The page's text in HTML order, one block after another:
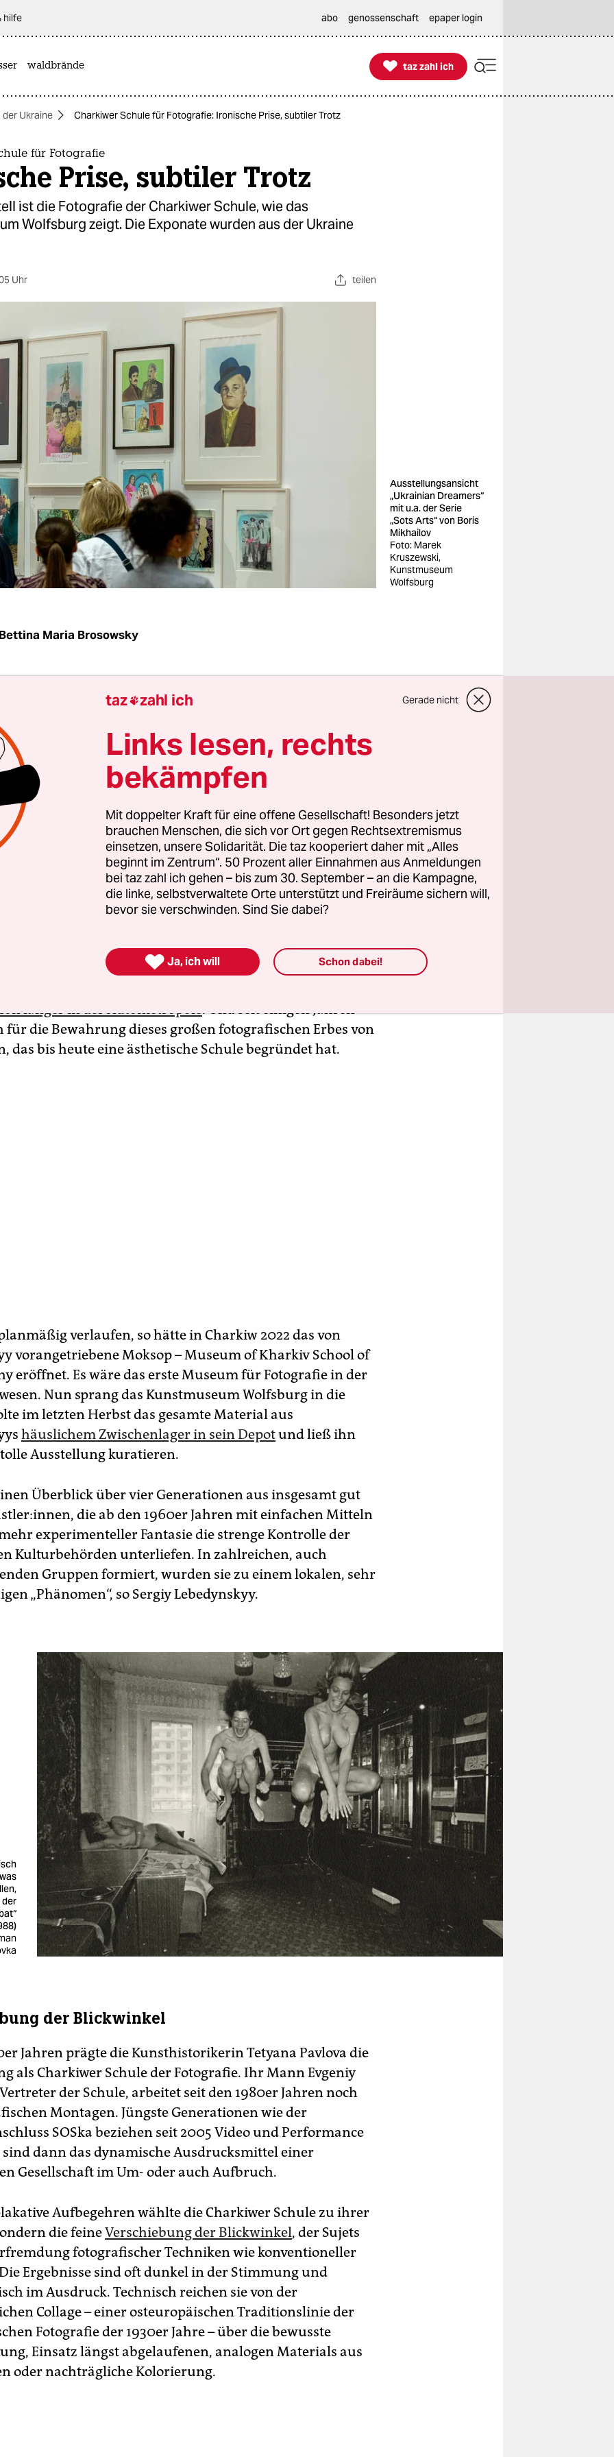
hilfe abo genossenschaft epaper login
waldbrände 
taz zahl ich
taz zahl ich
der Ukraine Charkiwer Schule für Fotografie: Ironische Prise, subtiler Trotz
für Fotografie
Prise, subtiler Trotz
ist die Fotografie der Charkiwer Schule, wie das
Wolfsburg zeigt. Die Exponate wurden aus der Ukraine
Uhr teilen
Ausstellungsansicht
„Ukrainian Dreamers“
mit u.a. der Serie
„Sots Arts“ von Boris
Mikhailov
Foto: Marek
Kruszewski,
Kunstmuseum
Wolfsburg
Bettina Maria Brosowsky
die betroffenen Menschen im Vordergrund, wenn ein
Das gilt jetzt, seit dem erschütternden 7. Oktober 2023,
Osten und seit fast 600 Tagen für die Ukraine. Aber
sind im Krieg bedroht. Oft braucht es dann den Mut
etwa Kunstwerke rechtzeitig außer Landes zu bringen.
an einem fremden Ort nicht nur ein sicheres Depot
auch öffentlich gezeigt werden, kann sich für das neue
unbekannter Schatz öffnen.
gerade, in der ersten institutionellen Ausstellung in
mit Fotografie der Charkiwer Schule. Die Schau
Dreamers“ im Kunstmuseum Wolfsburg ist der Auszug aus
wenige Wochen nach Kriegsbeginn als Rückfracht in den
humanitärer Hilfe aus seiner Heimatstadt Charkiw nach
länger in der Autometropole. Und seit einigen Jahren
für die Bewahrung dieses großen fotografischen Erbes von
das bis heute eine ästhetische Schule begründet hat.
verlaufen, so hätte in Charkiw 2022 das von
vorangetriebene Moksop – Museum of Kharkiv School of
eröffnet. Es wäre das erste Museum für Fotografie in der
Nun sprang das Kunstmuseum Wolfsburg in die
im letzten Herbst das gesamte Material aus
häuslichem Zwischenlager in sein Depotund ließ ihn
Ausstellung kuratieren.
Überblick über vier Generationen aus insgesamt gut
die ab den 1960er Jahren mit einfachen Mitteln
experimenteller Fantasie die strenge Kontrolle der
Kulturbehörden unterliefen. In zahlreichen, auch
Gruppen formiert, wurden sie zu einem lokalen, sehr
„Phänomen“, so Sergiy Lebedynskyy.
der
der Blickwinkel
Jahren prägte die Kunsthistorikerin Tetyana Pavlova die
als Charkiwer Schule der Fotografie. Ihr Mann Evgeniy
der Schule, arbeitet seit den 1980er Jahren noch
Montagen. Jüngste Generationen wie der
SOSka beziehen seit 2005 Video und Performance
sind dann das dynamische Ausdrucksmittel einer
Gesellschaft im Um- oder auch Aufbruch.
Aufbegehren wählte die Charkiwer Schule zu ihrer
die feineVerschiebung der Blickwinkel, der Sujets
fotografischer Techniken wie konventioneller
Ergebnisse sind oft dunkel in der Stimmung und
im Ausdruck. Technisch reichen sie von der
Collage – einer osteuropäischen Traditionslinie der
Fotografie der 1930er Jahre – über die bewusste
Einsatz längst abgelaufenen, analogen Materials aus
oder nachträgliche Kolorierung.
taz zahl ich Gerade nicht
Links lesen, rechts
bekämpfen
Mit doppelter Kraft für eine offene Gesellschaft! Besonders jetzt
brauchen Menschen, die sich vor Ort gegen Rechtsextremismus
einsetzen, unsere Solidarität. Die taz kooperiert daher mit „Alles
beginnt im Zentrum“. 50 Prozent aller Einnahmen aus Anmeldungen
bei taz zahl ich gehen – bis zum 30. September – an die Kampagne,
die linke, selbstverwaltete Orte unterstützt und Freiräume sichern will,
bevor sie verschwinden. Sind Sie dabei?
 Ja, ich will Schon dabei!